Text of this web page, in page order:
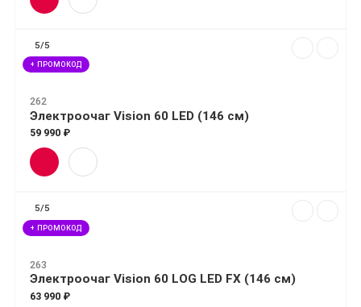
5/5
+ ПРОМОКОД
262
Электроочаг Vision 60 LED (146 см)
59 990 ₽
5/5
+ ПРОМОКОД
263
Электроочаг Vision 60 LOG LED FX (146 см)
63 990 ₽